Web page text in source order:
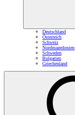
Deutschland
Österreich
Schweiz
Nordmazedonien
Schweden
Bulgarien
Griechenland